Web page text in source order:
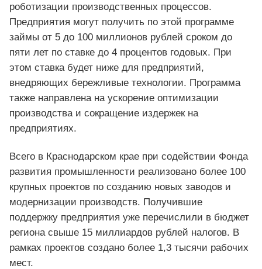
роботизации производственных процессов.
Предприятия могут получить по этой программе
займы от 5 до 100 миллионов рублей сроком до
пяти лет по ставке до 4 процентов годовых. При
этом ставка будет ниже для предприятий,
внедряющих бережливые технологии. Программа
также направлена на ускорение оптимизации
производства и сокращение издержек на
предприятиях.
Всего в Краснодарском крае при содействии Фонда
развития промышленности реализовано более 100
крупных проектов по созданию новых заводов и
модернизации производств. Получившие
поддержку предприятия уже перечислили в бюджет
региона свыше 15 миллиардов рублей налогов. В
рамках проектов создано более 1,3 тысячи рабочих
мест.